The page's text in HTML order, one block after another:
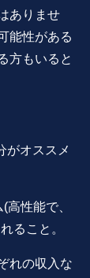
ありませ
能性がある
方もいると
がオススメ
高性能で、
ること。
れの収入な